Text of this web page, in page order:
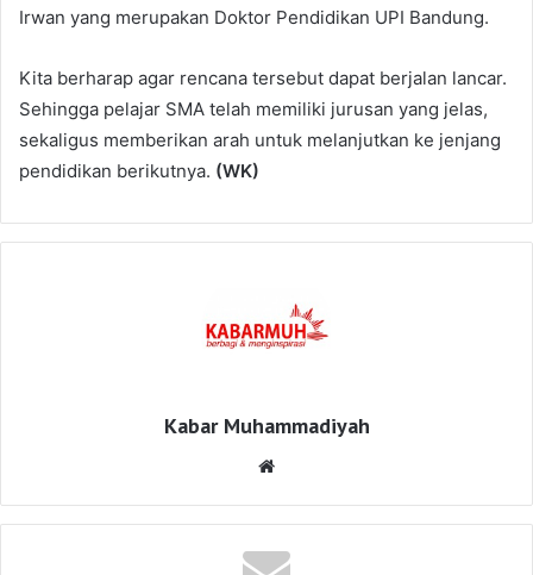
Irwan yang merupakan Doktor Pendidikan UPI Bandung.
Kita berharap agar rencana tersebut dapat berjalan lancar.
Sehingga pelajar SMA telah memiliki jurusan yang jelas,
sekaligus memberikan arah untuk melanjutkan ke jenjang
pendidikan berikutnya. (WK)
Kabar Muhammadiyah